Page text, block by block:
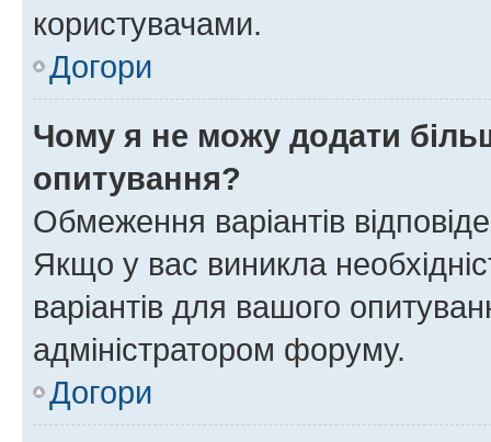
користувачами.
Догори
Чому я не можу додати
опитування?
Обмеження варіантів
Якщо у вас виникла
варіантів для вашого
адміністратором форуму.
Догори